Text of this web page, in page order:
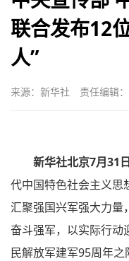
联合发布12
人”
来源：新华社 责任编辑
新华社北京7月31
代中国特色社会主义思
汇聚强国兴军强大力
奋斗强军，以实际行动
民解放军建军95周年